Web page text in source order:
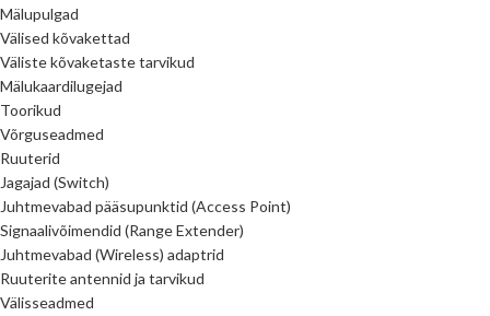
Mälupulgad
Välised kõvakettad
Väliste kõvaketaste tarvikud
Mälukaardilugejad
Toorikud
Võrguseadmed
Ruuterid
Jagajad (Switch)
Juhtmevabad pääsupunktid (Access Point)
Signaalivõimendid (Range Extender)
Juhtmevabad (Wireless) adaptrid
Ruuterite antennid ja tarvikud
Välisseadmed